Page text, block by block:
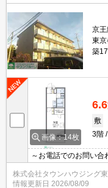
京
東京
築
画像：14枚
6.6
敷
3階
～お電話でのお問い合
地域密着タウンハウジ
株式会社タウンハウジング
情報更新日 2026/08/09